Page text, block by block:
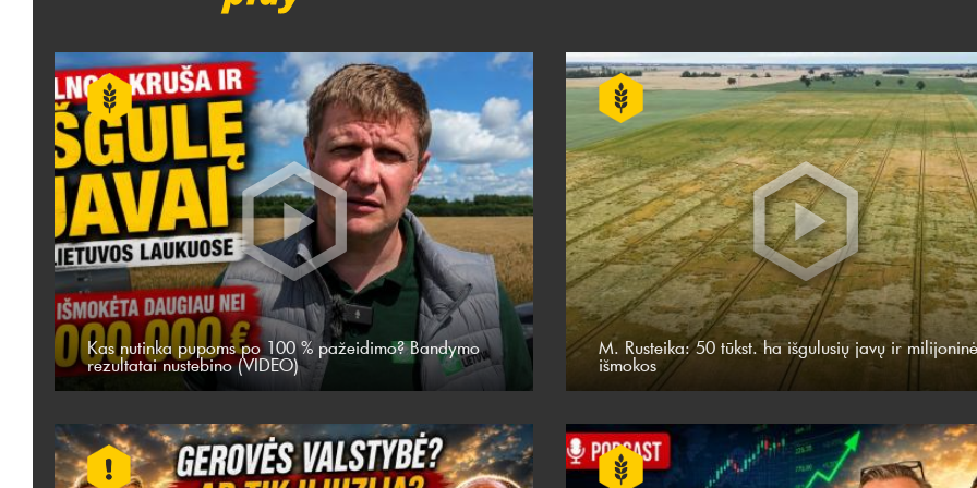
Kas nutinka pupoms po 100 % pažeidimo? Bandymo
rezultatai nustebino (VIDEO)
M. Rusteika: 50 tūkst. ha išgulusių javų ir
išmokos